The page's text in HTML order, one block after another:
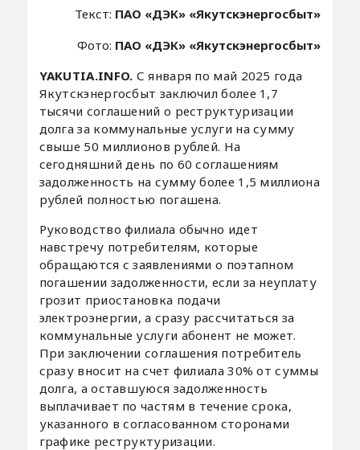
Текст: ПАО «ДЭК» «Якутскэнергосбыт»
Фото: ПАО «ДЭК» «Якутскэнергосбыт»
YAKUTIA.INFO. С января по май 2025 года
Якутскэнергосбыт заключил более 1,7
тысячи соглашений о реструктуризации
долга за коммунальные услуги на сумму
свыше 50 миллионов рублей. На
сегодняшний день по 60 соглашениям
задолженность на сумму более 1,5 миллиона
рублей полностью погашена.
Руководство филиала обычно идет
навстречу потребителям, которые
обращаются с заявлениями о поэтапном
погашении задолженности, если за неуплату
грозит приостановка подачи
электроэнергии, а сразу рассчитаться за
коммунальные услуги абонент не может.
При заключении соглашения потребитель
сразу вносит на счет филиала 30% от суммы
долга, а оставшуюся задолженность
выплачивает по частям в течение срока,
указанного в согласованном сторонами
графике реструктуризации.